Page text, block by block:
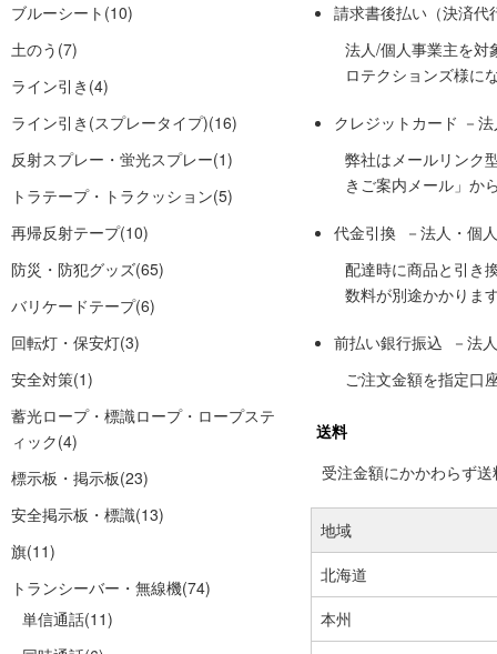
ブルーシート (10)
土のう (7)
ライン引き (4)
ライン引き(スプレータイプ)(16)
反射スプレー・蛍光スプレー(1)
トラテープ・トラクッション(5)
再帰反射テープ(10)
防災・防犯グッズ(65)
バリケードテープ(6)
回転灯・保安灯(3)
安全対策(1)
蓄光ロープ・標識ロープ・ロープステ
ィック(4)
標示板・掲示板(23)
安全掲示板・標識(13)
旗(11)
トランシーバー・無線機(74)
単信通話(11)
請求書後払い（決済代
法人/個人事業主を対
ロテクションズ様に
クレジットカード －
弊社はメールリンク
きご案内メール」か
代金引換 －法人・個
配達時に商品と引き
数料が別途かかりま
前払い銀行振込 －法
ご注文金額を指定口
送料
受注金額にかかわらず
地域
北海道
本州